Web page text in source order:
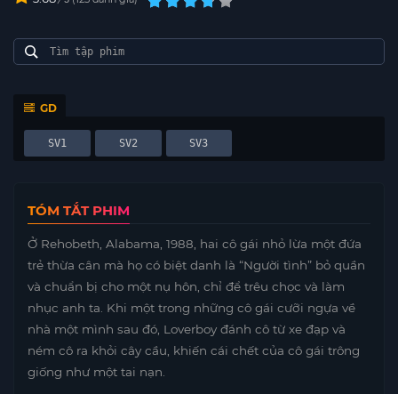
GD
SV1 SV2 SV3
TÓM TẮT PHIM
Ở Rehobeth, Alabama, 1988, hai cô gái nhỏ lừa một đứa
trẻ thừa cân mà họ có biệt danh là “Người tình” bỏ quần
và chuẩn bị cho một nụ hôn, chỉ để trêu chọc và làm
nhục anh ta. Khi một trong những cô gái cưỡi ngựa về
nhà một mình sau đó, Loverboy đánh cô từ xe đạp và
ném cô ra khỏi cây cầu, khiến cái chết của cô gái trông
giống như một tai nạn.